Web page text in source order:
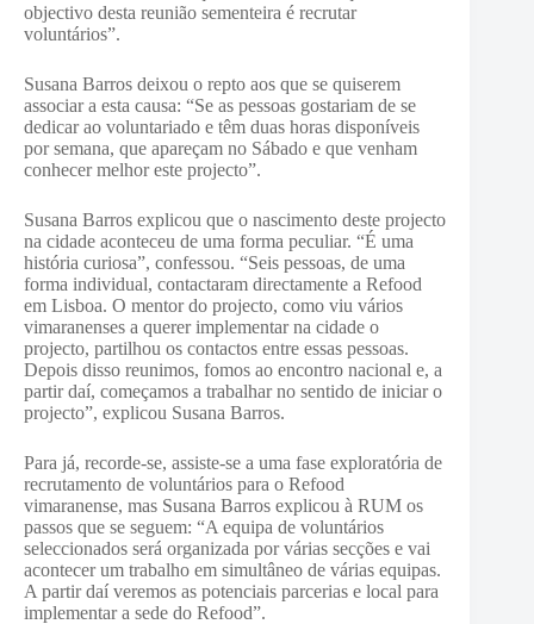
objectivo desta reunião sementeira é recrutar
voluntários”.
Susana Barros deixou o repto aos que se quiserem
associar a esta causa: “Se as pessoas gostariam de se
dedicar ao voluntariado e têm duas horas disponíveis
por semana, que apareçam no Sábado e que venham
conhecer melhor este projecto”.
Susana Barros explicou que o nascimento deste projecto
na cidade aconteceu de uma forma peculiar. “É uma
história curiosa”, confessou. “Seis pessoas, de uma
forma individual, contactaram directamente a Refood
em Lisboa. O mentor do projecto, como viu vários
vimaranenses a querer implementar na cidade o
projecto, partilhou os contactos entre essas pessoas.
Depois disso reunimos, fomos ao encontro nacional e, a
partir daí, começamos a trabalhar no sentido de iniciar o
projecto”, explicou Susana Barros.
Para já, recorde-se, assiste-se a uma fase exploratória de
recrutamento de voluntários para o Refood
vimaranense, mas Susana Barros explicou à RUM os
passos que se seguem: “A equipa de voluntários
seleccionados será organizada por várias secções e vai
acontecer um trabalho em simultâneo de várias equipas.
A partir daí veremos as potenciais parcerias e local para
implementar a sede do Refood”.